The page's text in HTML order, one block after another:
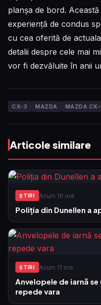
planșa de bord.
experiență de condus
cu cea oferită de
detalii despre cele mai
vor fi dezvăluite în anii
CX-3 MAZDA MAZDA CX-
Articole similare
ŞTIRI Acum 10 ore
Poliția din Dunellen a
ŞTIRI Acum 11 ore
Anvelopele de iarnă
repede vara